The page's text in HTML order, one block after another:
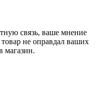
связь, ваше мнение
не оправдал ваших
магазин.